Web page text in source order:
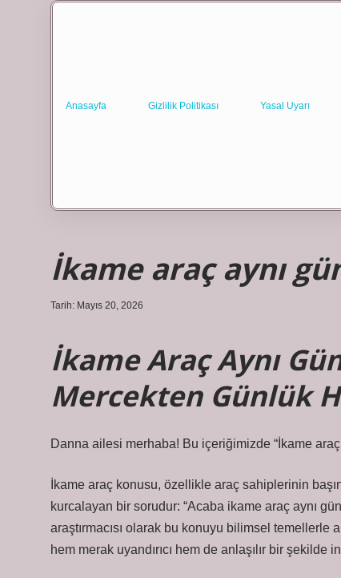
Anasayfa Gizlilik Politikası Yasal Uyarı
İkame araç aynı
Tarih: Mayıs 20, 2026
İkame Araç Aynı
Mercekten Günlük
Danna ailesi merhaba! Bu içeriğimizde “İkame
İkame araç konusu, özellikle araç sahiplerinin
kurcalayan bir sorudur: “Acaba ikame araç aynı
araştırmacısı olarak bu konuyu bilimsel
hem merak uyandırıcı hem de anlaşılır bir şekilde